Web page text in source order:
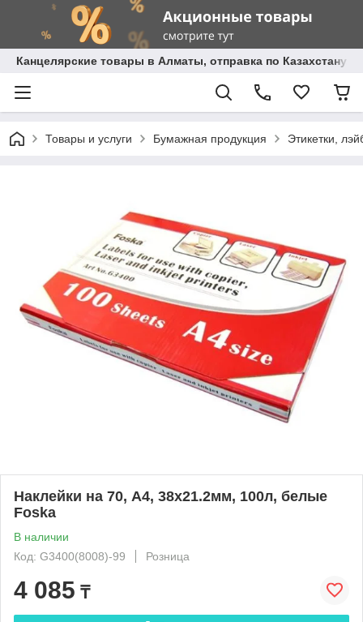
Канцелярские товары в Алматы, отправка по Казахстану.
Товары и услуги Бумажная продукция Этикетки,
Наклейки на 70, А4, 38x21.2мм, 100л, белые
Foska
В наличии
Код: G3400(8008)-99
Розница
4 085 ₸